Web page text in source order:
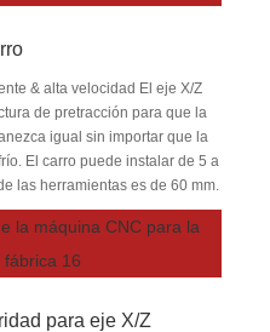
& alta velocidad El eje X/Z
de pretracción para que la
igual sin importar que la
El carro puede instalar de 5 a
las herramientas es de 60 mm.
para eje X/Z